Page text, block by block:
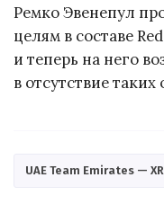
Ремко Эвенепул
целям в составе
и теперь на него
в отсутствие
UAE Team Emirates —